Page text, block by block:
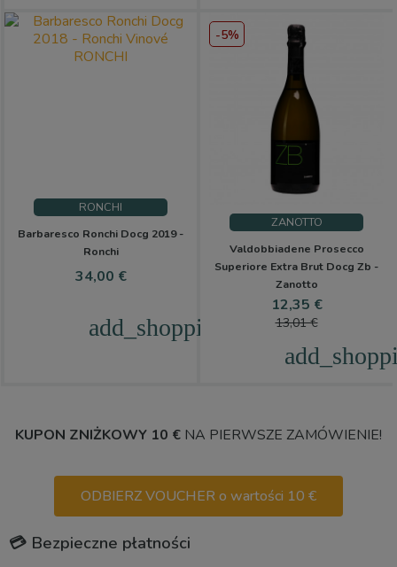
RONCHI
Barbaresco Ronchi Docg 2019 -
Ronchi
Cena
34,00 €
add_shopping_cart
ZANOTTO
Valdobbiadene Prosecco
Superiore Extra Brut Docg Zb -
Zanotto
Cena
12,35 €Cena
13,01 €
-5%
KUPON ZNIŻKOWY 10 € NA PIERWSZE ZAMÓWIENIE!
ODBIERZ VOUCHER o wartości 10 €
💳 Bezpieczne płatności